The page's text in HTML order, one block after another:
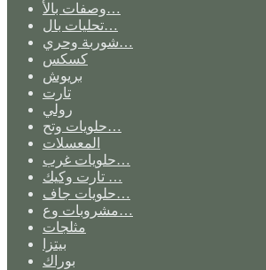
وصفات بالأ…
تحليات بال…
شوربة وحري…
كسكس
بريوش
تارت
رولي
حلويات وتح…
المعسلات
حلويات غرب…
تارت وكيك …
حلويات جاف…
مشروبات وع…
مثلجات
بيتزا
بوراك